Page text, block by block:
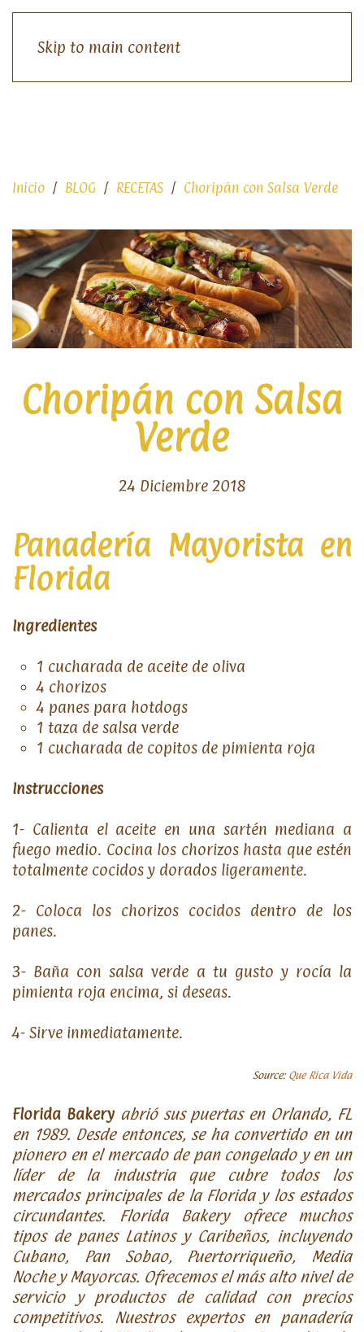
Skip to main content
Inicio BLOG RECETAS Choripán con Salsa Verde
Choripán con Salsa
Verde
24 Diciembre 2018
Panadería Mayorista en
Florida
Ingredientes
1 cucharada de aceite de oliva
4 chorizos
4 panes para hotdogs
1 taza de salsa verde
1 cucharada de copitos de pimienta roja
Instrucciones
1- Calienta el aceite en una sartén mediana a
fuego medio. Cocina los chorizos hasta que estén
totalmente cocidos y dorados ligeramente.
2- Coloca los chorizos cocidos dentro de los
panes.
3- Baña con salsa verde a tu gusto y rocía la
pimienta roja encima, si deseas.
4- Sirve inmediatamente.
Source: Que Rica Vida
Florida Bakeryabrió sus puertas en Orlando, FL
en 1989. Desde entonces, se ha convertido en un
pionero en el mercado de pan congelado y en un
líder de la industria que cubre todos los
mercados principales de la Florida y los estados
circundantes. Florida Bakery ofrece muchos
tipos de panes Latinos y Caribeños, incluyendo
Cubano, Pan Sobao, Puertorriqueño, Media
Noche y Mayorcas. Ofrecemos el más alto nivel de
servicio y productos de calidad con precios
competitivos. Nuestros expertos en panadería